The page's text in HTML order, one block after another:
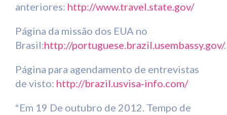
anteriores: http://www.travel.state.gov/
Página da missão dos EUA no
Brasil:http://portuguese.brazil.usembassy.gov/.
Página para agendamento de entrevistas
de visto: http://brazil.usvisa-info.com/
*Em 19 De outubro de 2012. Tempo de